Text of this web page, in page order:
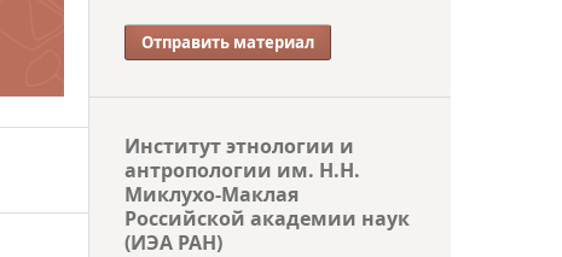
Отправить материал
Институт этнологии и
антропологии им. Н.Н.
Миклухо-Маклая
Российской академии наук
(ИЭА РАН)